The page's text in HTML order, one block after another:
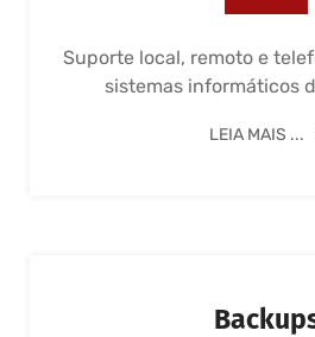
Suporte local, remoto e
sistemas informáticos
LEIA MAIS ...